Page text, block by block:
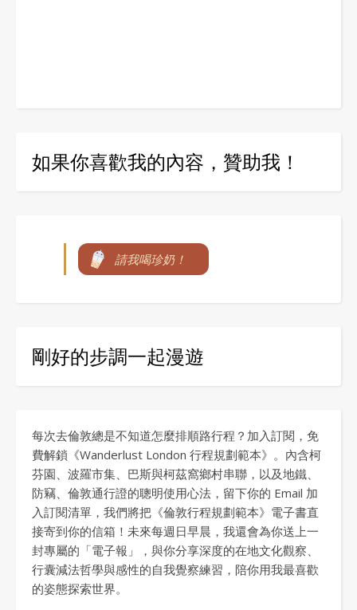
如果你喜歡我的內容，贊助我！
請我喝珍奶！
剛好的步調一起漫遊
每次去倫敦總是不知道怎麼排順路行程？加入訂閱，免
費解鎖《Wanderlust London 行程規劃範本》。內含柯
芬園、波羅市集、巴斯與柯茲窩鄉村串聯，以及地鐵、
防竊、倫敦通行證的聰明使用心法，留下你的 Email 加
入訂閱清單，我們將把《倫敦行程規劃範本》電子書直
接寄到你的信箱！未來每週日早晨，我還會為你送上一
封專屬的「電子報」，與你分享深度的在地文化觀察、
行囊減法哲學與感性的自我覺察練習，陪你用我最喜歡
的姿態探索世界。